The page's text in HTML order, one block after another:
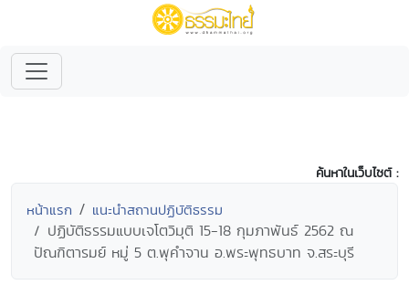
ค้นหาในเว็บไซต์ :
หน้าแรก แนะนำสถานปฏิบัติธรรม
ปฏิบัติธรรมแบบเจโตวิมุติ 15-18 กุมภาพันธ์ 2562 ณ
ปัณฑิตารมย์ หมู่ 5 ต.พุคำจาน อ.พระพุทธบาท จ.สระบุรี